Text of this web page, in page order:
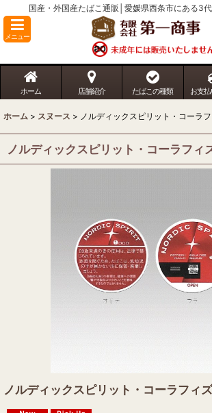
国産・外国産たばこ通販│愛媛県西条市にある3
メニュー
ホーム 店舗紹介 たばこの種類 お支
ホーム > スヌース > ノルディックスピリット・コーラ
ノルディックスピリット・コーラフィ
ノルディックスピリット・コーラフィ